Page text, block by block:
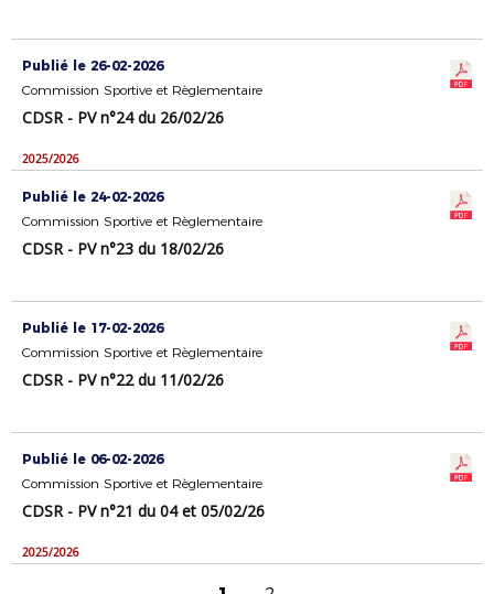
Publié le 26-02-2026
Commission Sportive et Règlementaire
CDSR - PV n°24 du 26/02/26
2025/2026
Publié le 24-02-2026
Commission Sportive et Règlementaire
CDSR - PV n°23 du 18/02/26
Publié le 17-02-2026
Commission Sportive et Règlementaire
CDSR - PV n°22 du 11/02/26
Publié le 06-02-2026
Commission Sportive et Règlementaire
CDSR - PV n°21 du 04 et 05/02/26
2025/2026